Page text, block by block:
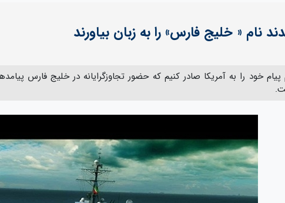
نام « خلیج فارس» را به زبان بیاورند
خود را به آمریکا صادر کنیم که حضور تجاوزگرایانه در خلیج فارس